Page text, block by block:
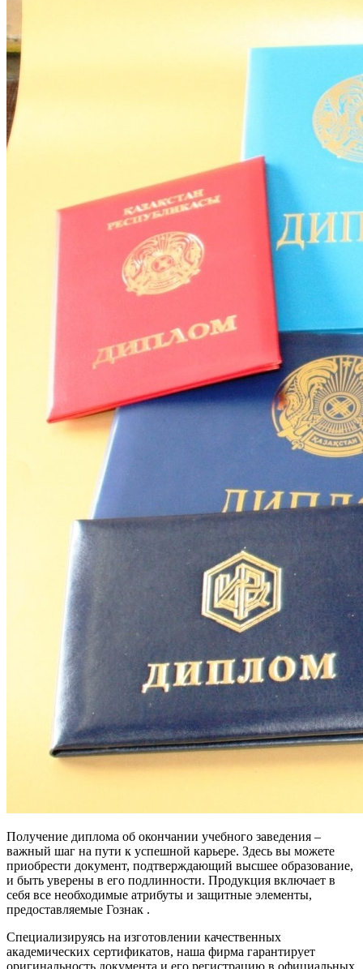
Получение диплома об окончании учебного заведения –
важный шаг на пути к успешной карьере. Здесь вы можете
приобрести документ, подтверждающий высшее образование,
и быть уверены в его подлинности. Продукция включает в
себя все необходимые атрибуты и защитные элементы,
предоставляемые Гознак .
Специализируясь на изготовлении качественных
академических сертификатов, наша фирма гарантирует
оригинальность документа и его регистрацию в официальных